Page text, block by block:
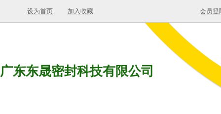
设为首页 加入收藏 会员登
广东东晟密封科技有限公司